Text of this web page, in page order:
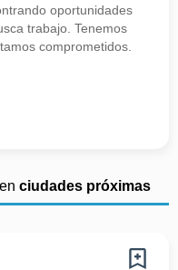
oportunidades
trabajo. Tenemos
comprometidos.
ciudades próximas